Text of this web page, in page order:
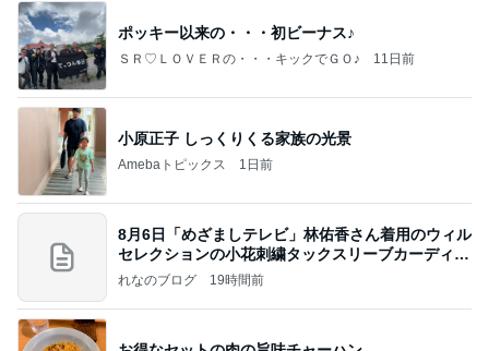
ポッキー以来の・・・初ビーナス♪
ＳＲ♡ＬＯＶＥＲの・・・キックでＧＯ♪ 11日前
小原正子 しっくりくる家族の光景
Amebaトピックス 1日前
8月6日「めざましテレビ」林佑香さん着用のウィル
セレクションの小花刺繍タックスリーブカーディガ
ン
れなのブログ 19時間前